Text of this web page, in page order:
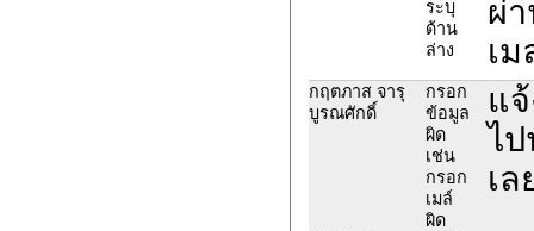
ระบุ
ด้าน
ล่าง
ผ่
เ
กฤตภาส จารุ
บูรณศักดิ์
กรอก
ข้อมูล
ผิด
เช่น
กรอก
เมล์
ผิด
แ
ไ
เ